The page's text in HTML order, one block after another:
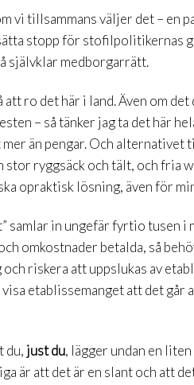
vi tillsammans väljer det – en
stopp för stofilpolitikernas
självklar medborgarrätt.
att ro det här i land. Även om
– så tänker jag ta det här
än pengar. Och
stor ryggsäck och tält, och
opraktisk lösning, även för
samlar in ungefär fyrtio tusen i
omkostnader betalda, så
riskera att uppslukas av
visa etablissemanget att det
du, just du, lägger undan en
är att det är en slant och att